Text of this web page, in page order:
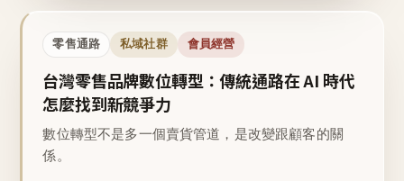
零售通路 私域社群 會員經營
台灣零售品牌數位轉型：傳統通路在 AI 時代
怎麼找到新競爭力
數位轉型不是多一個賣貨管道，是改變跟顧客的關
係。